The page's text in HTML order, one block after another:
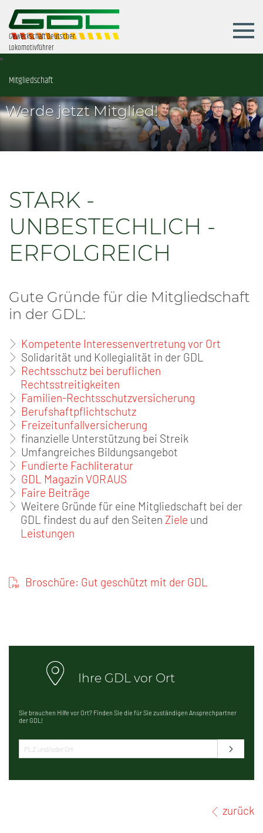
Gewerkschaft Deutscher
Lokomotivführer
Mitgliedschaft
Werde jetzt Mitglied!
STARK -
UNBESTECHLICH -
ERFOLGREICH
Gute Gründe für die Mitgliedschaft
in der GDL:
Kompetente Interessenvertretung vor Ort
Solidarität und Kollegialität in der GDL
Rechtsschutz bei beruflichen
Rechtsstreitigkeiten
Familien-Rechtsschutzversicherung
Berufshaftpflichtschutz
Freizeitunfallversicherung
finanzielle Unterstützung bei Streik
Umfangreiches Bildungsangebot
Fundierte Fachliteratur
GDL Magazin VORAUS
Faire Beiträge
Weitere Gründe für eine Mitgliedschaft bei der
GDL findest du auf den Seiten Ziele und
Leistungen
Broschüre: Gut geschützt mit der GDL
Ihre GDL vor Ort
Sie brauchen Hilfe vor Ort? Finden Sie die für Sie zuständigen Ansprechpartner
der GDL!
zurück